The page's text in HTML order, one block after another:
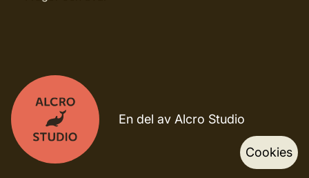
En del av Alcro Studio
Cookies